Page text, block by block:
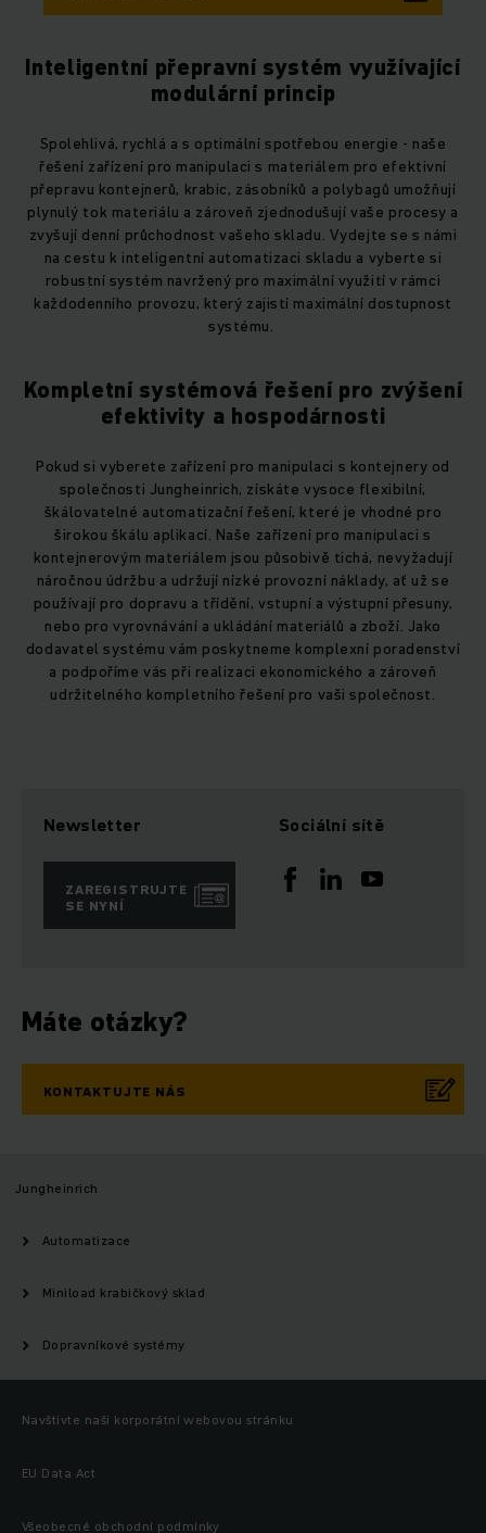
Inteligentní přepravní systém využívající
modulární princip
Spolehlivá, rychlá a s optimální spotřebou energie - naše
řešení zařízení pro manipulaci s materiálem pro efektivní
přepravu kontejnerů, krabic, zásobníků a polybagů umožňují
plynulý tok materiálu a zároveň zjednodušují vaše procesy a
zvyšují denní průchodnost vašeho skladu. Vydejte se s námi
na cestu k inteligentní automatizaci skladu a vyberte si
robustní systém navržený pro maximální využití v rámci
každodenního provozu, který zajistí maximální dostupnost
systému.
Kompletní systémová řešení pro zvýšení
efektivity a hospodárnosti
Pokud si vyberete zařízení pro manipulaci s kontejnery od
společnosti Jungheinrich, získáte vysoce flexibilní,
škálovatelné automatizační řešení, které je vhodné pro
širokou škálu aplikací. Naše zařízení pro manipulaci s
kontejnerovým materiálem jsou působivě tichá, nevyžadují
náročnou údržbu a udržují nízké provozní náklady, ať už se
používají pro dopravu a třídění, vstupní a výstupní přesuny,
nebo pro vyrovnávání a ukládání materiálů a zboží. Jako
dodavatel systému vám poskytneme komplexní poradenství
a podpoříme vás při realizaci ekonomického a zároveň
udržitelného kompletního řešení pro vaši společnost.
Newsletter
ZAREGISTRUJTE
SE NYNÍ
Sociální sítě
Máte otázky?
KONTAKTUJTE NÁS
Jungheinrich
Automatizace
Miniload krabičkový sklad
Dopravníkové systémy
Navštivte naši korporátní webovou stránku
EU Data Act
Všeobecné obchodní podmínky